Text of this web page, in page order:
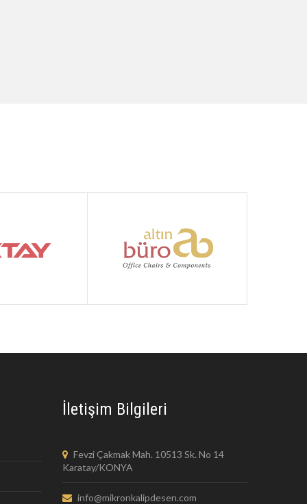
İletişim Bilgileri
Fevzi Çakmak Mah. 10513 Sk. No 14
Karatay/KONYA
info@mikronkalipdesen.com